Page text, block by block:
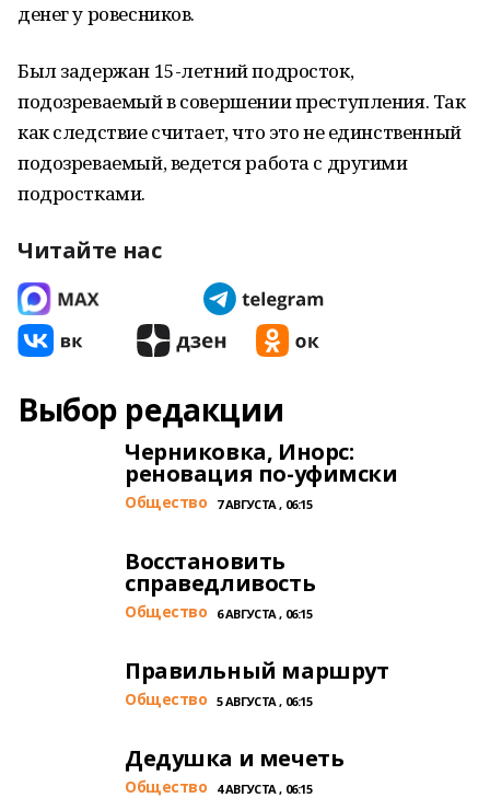
денег у ровесников.
Был задержан 15-летний подросток,
подозреваемый в совершении преступления. Так
как следствие считает, что это не единственный
подозреваемый, ведется работа с другими
подростками.
Читайте нас
Выбор редакции
Черниковка, Инорс:
реновация по-уфимски
Общество 7 АВГУСТА , 06:15
Восстановить
справедливость
Общество 6 АВГУСТА , 06:15
Правильный маршрут
Общество 5 АВГУСТА , 06:15
Дедушка и мечеть
Общество 4 АВГУСТА , 06:15